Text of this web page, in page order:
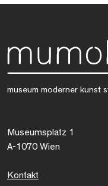
museum moderner kunst
Museumsplatz 1
A-1070 Wien
Kontakt